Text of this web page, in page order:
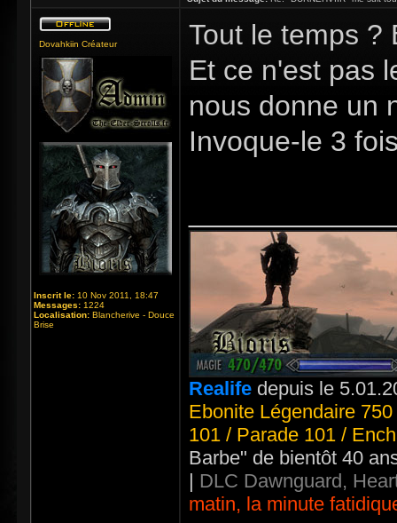
Dovahkiin Créateur
Inscrit le: 10 Nov 2011, 18:47
Messages: 1224
Localisation: Blancherive - Douce
Brise
Tout le temps ?
Et ce n'est pas
nous donne un
Invoque-le 3
Realife depuis le
Ebonite Légendaire
101 / Parade 101 /
Barbe" de bientôt 40
| DLC Dawnguard,
matin, la minute